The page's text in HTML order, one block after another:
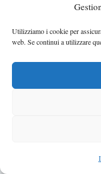
Utilizziamo i cookie per
web. Se continui a utilizzare
di odori
con
pulita dopo
asciutti bene.
ammoniaca